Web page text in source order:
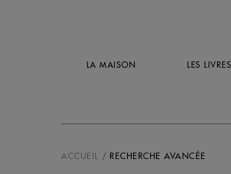
LA MAISON LES LIVRES
ACCUEIL RECHERCHE AVANCÉE